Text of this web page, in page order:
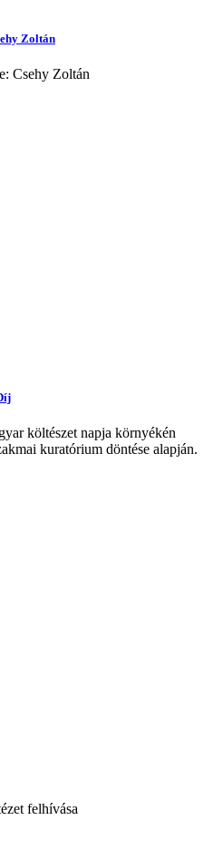
Zoltán
Csehy Zoltán
költészet napja környékén
kuratórium döntése alapján.
felhívása